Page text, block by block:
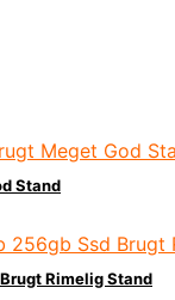
Stand
Rimelig Stand